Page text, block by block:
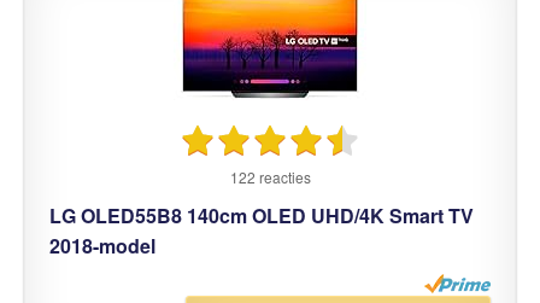
122 reacties
LG OLED55B8 140cm OLED UHD/4K Smart TV
2018-model